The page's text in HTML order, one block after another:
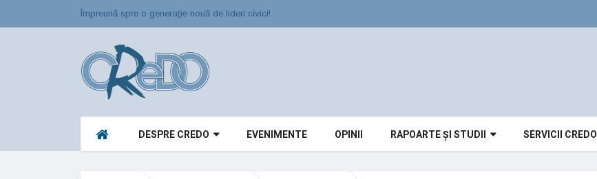
Împreună spre o generaţie nouă de lideri civici!
DESPRE CREDO EVENIMENTE OPINII RAPOARTE ȘI STUDII SERVICII CREDO